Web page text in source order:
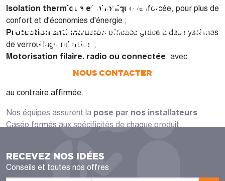
Isolation thermique et phonique renforcée, pour plus de
confort et d'économies d'énergie ;
Protection anti-intrusion efficace grâce à des systèmes
de verrouillage robustes ;
Motorisation filaire, radio ou connectée, avec
télécommande ou pilotage via smartphone ;
au contraire affirmée.
Nos équipes assurent la pose par nos installateurs
Caséo formés aux spécificités de chaque produit.
étude gratuite et personnalisée de votre projet.
UN PROJET ?
Nous vous accompagnons dans votre projet
de la conception jusqu’à la pose !
NOUS CONTACTER
RECEVEZ NOS IDÉES
Conseils et toutes nos offres